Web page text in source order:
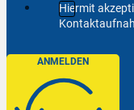
Hiermit
ANMELDEN